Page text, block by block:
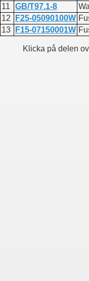
11
GB/T97.1-8
12 F25-05090100W
13
F15-07150001W
Klicka på delen